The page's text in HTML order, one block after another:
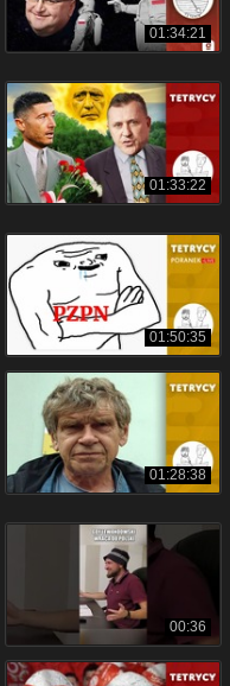
01:34:21
01:33:22
01:50:35
01:28:38
00:36